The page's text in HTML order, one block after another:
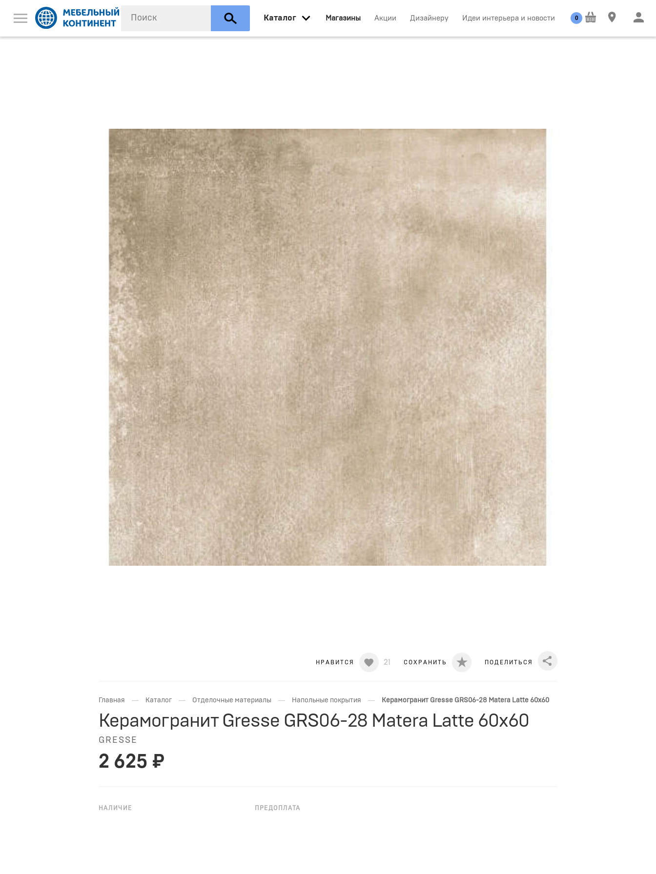
Каталог Магазины Акции Дизайнеру Идеи интерьера и новости 0
Share
ПОДЕЛИТЬСЯ
СОХРАНИТЬ
21
НРАВИТСЯ
Главная — Каталог — Отделочные материалы — Напольные покрытия — Керамогранит Gresse GRS06-28 Matera Latte 60x60
Керамогранит Gresse GRS06-28 Matera Latte 60x60
GRESSE
2 625 ₽
НАЛИЧИЕ ПРЕДОПЛАТА